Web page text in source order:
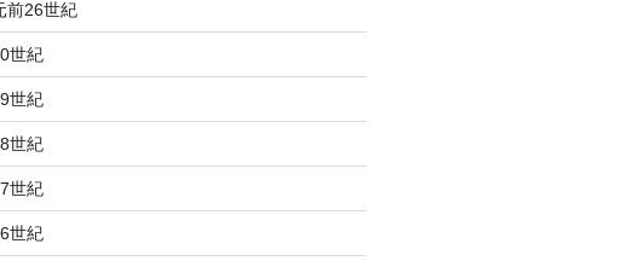
前26世紀
世紀
世紀
世紀
世紀
世紀